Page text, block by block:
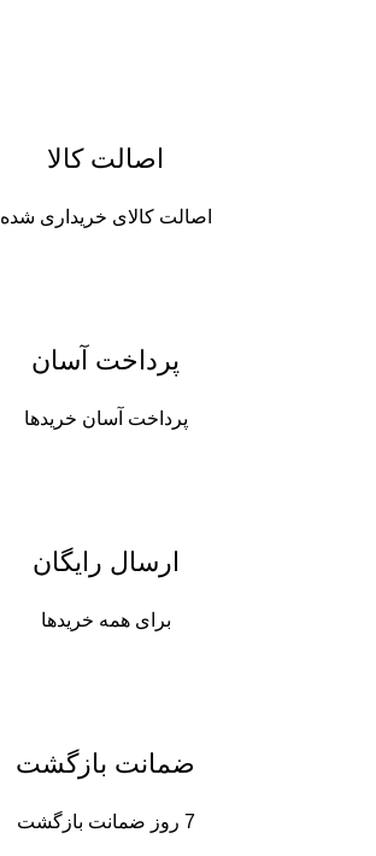
اصالت کالا
اصالت کالای خریداری شده
پرداخت آسان
پرداخت آسان خریدها
ارسال رایگان
برای همه خریدها
ضمانت بازگشت
7 روز ضمانت بازگشت